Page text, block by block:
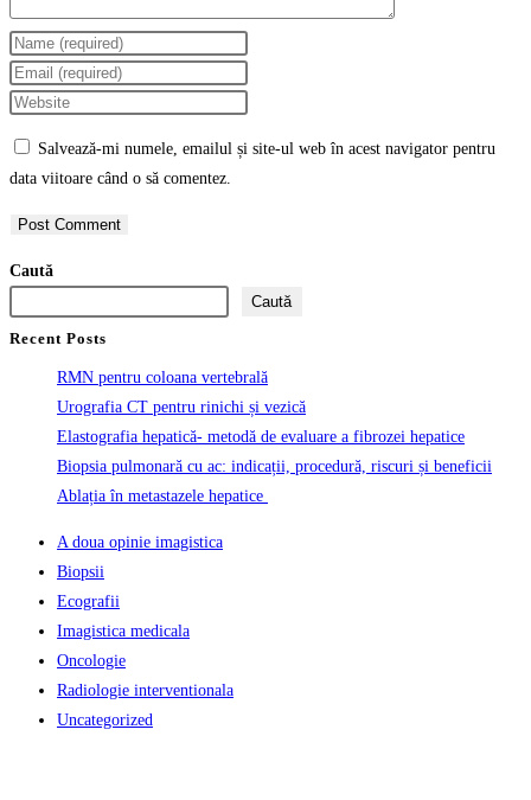
Enter
your
name
comment
Enter
your
comment
Enter
(optional)
Salvează-mi numele, emailul și site-ul web în acest navigator pentru
data viitoare când o să comentez.
Caută
Caută
Recent Posts
RMN pentru coloana vertebrală
Urografia CT pentru rinichi și vezică
Elastografia hepatică- metodă de evaluare a fibrozei hepatice
Biopsia pulmonară cu ac: indicații, procedură, riscuri și beneficii
Ablația în metastazele hepatice
A doua opinie imagistica
Biopsii
Ecografii
Imagistica medicala
Oncologie
Radiologie interventionala
Uncategorized